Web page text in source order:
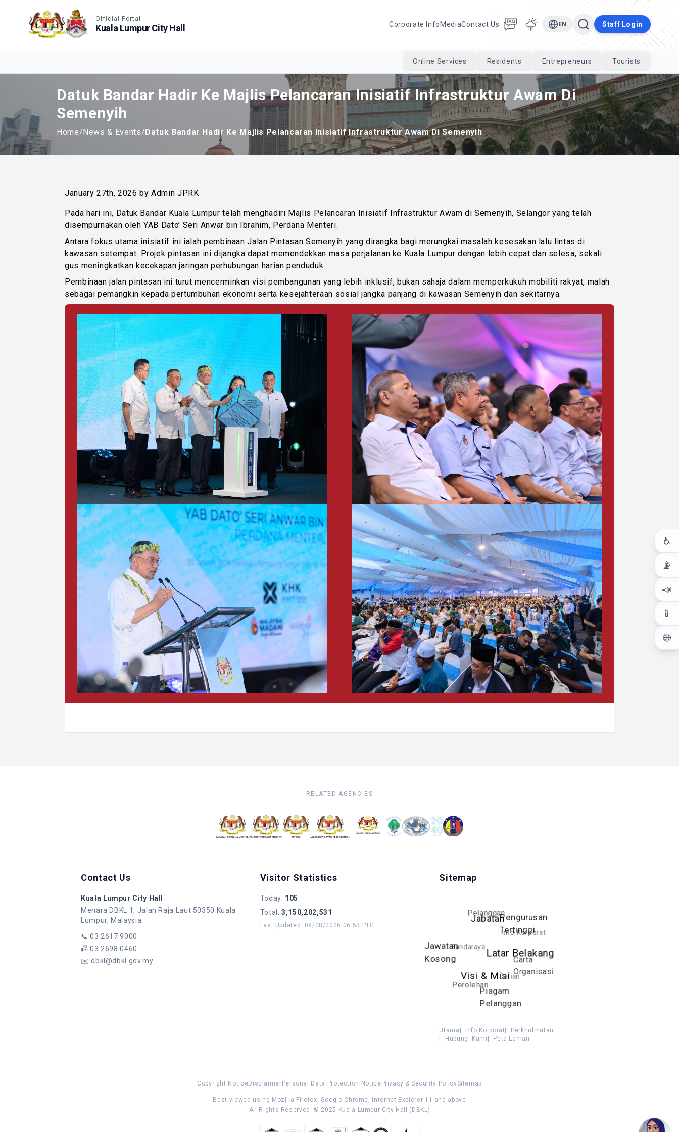
Official Portal
Kuala Lumpur City Hall Corporate Info MediaContact Us EN Staff Login
Cari
Online Services Residents Entrepreneurs Tourists
♿
📡
📣
📱
🌐
Datuk Bandar Hadir Ke Majlis Pelancaran Inisiatif Infrastruktur Awam Di
Semenyih
Home/News & Events/Datuk Bandar Hadir Ke Majlis Pelancaran Inisiatif Infrastruktur Awam Di Semenyih
January 27th, 2026 by Admin JPRK
Pada hari ini, Datuk Bandar Kuala Lumpur telah menghadiri Majlis Pelancaran Inisiatif Infrastruktur Awam di Semenyih, Selangor yang telah
disempurnakan oleh YAB Dato’ Seri Anwar bin Ibrahim, Perdana Menteri.
Antara fokus utama inisiatif ini ialah pembinaan Jalan Pintasan Semenyih yang dirangka bagi merungkai masalah kesesakan lalu lintas di
kawasan setempat. Projek pintasan ini dijangka dapat memendekkan masa perjalanan ke Kuala Lumpur dengan lebih cepat dan selesa, sekali
gus meningkatkan kecekapan jaringan perhubungan harian penduduk.
Pembinaan jalan pintasan ini turut mencerminkan visi pembangunan yang lebih inklusif, bukan sahaja dalam memperkukuh mobiliti rakyat, malah
sebagai pemangkin kepada pertumbuhan ekonomi serta kesejahteraan sosial jangka panjang di kawasan Semenyih dan sekitarnya.
RELATED AGENCIES
Contact Us
Kuala Lumpur City Hall
Menara DBKL 1, Jalan Raja Laut 50350 Kuala
Lumpur, Malaysia
📞03 2617 9000
📠03 2698 0460
✉️dbkl@dbkl.gov.my
Visitor Statistics
Today: 105
Total :3,150,202,531
Last Updated : 08/08/2026 06:53 PTG
Sitemap
Latar Belakang
Visi & Misi
Piagam
Pelanggan
Carta
Organisasi
Pengurusan
Tertinggi
Jabatan
Jawatan
Kosong
Perolehan
Carian
Info Korporat
Pelanggan
Bandaraya
Utama Info Korporat
Perkhidmatan
Hubungi Kami Peta Laman
Copyright NoticeDisclaimer Personal Data Protection Notice Privacy & Security PolicySitemap
Best viewed using Mozilla Firefox, Google Chrome, Internet Explorer 11 and above
All Rights Reserved. © 2025 Kuala Lumpur City Hall (DBKL)